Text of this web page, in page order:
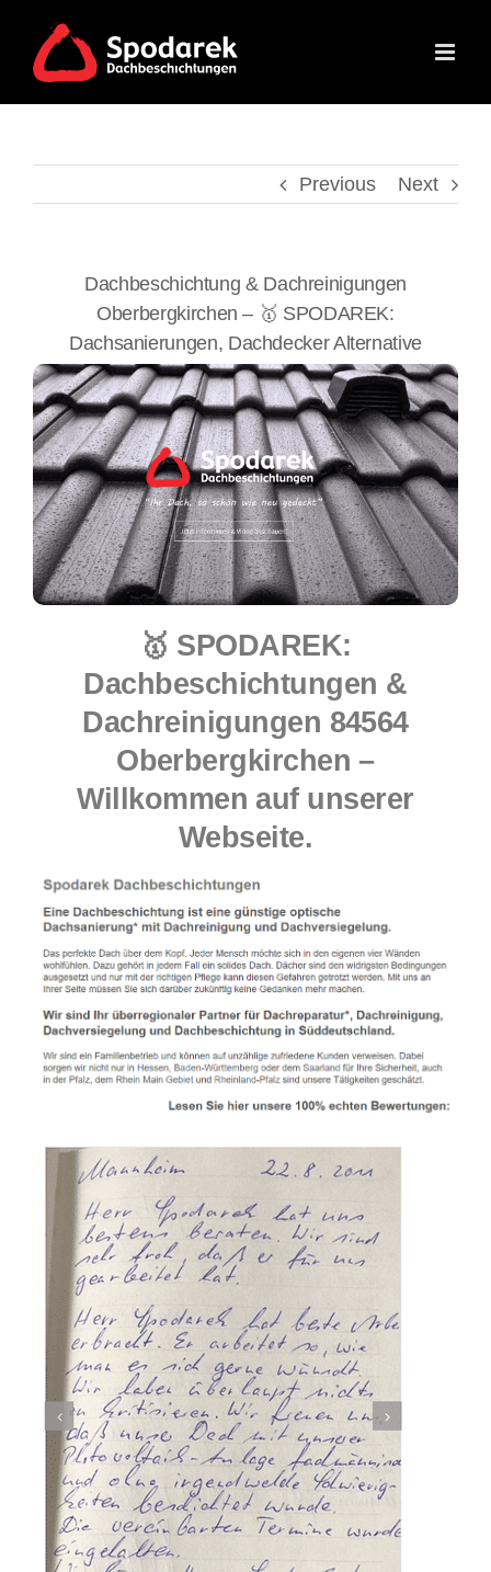
content
Previous Next
Dachbeschichtung & Dachreinigungen
Oberbergkirchen – 🥇 SPODAREK:
Dachsanierungen, Dachdecker Alternative
🥇 SPODAREK:
Dachbeschichtungen &
Dachreinigungen 84564
Oberbergkirchen –
Willkommen auf unserer
Webseite.